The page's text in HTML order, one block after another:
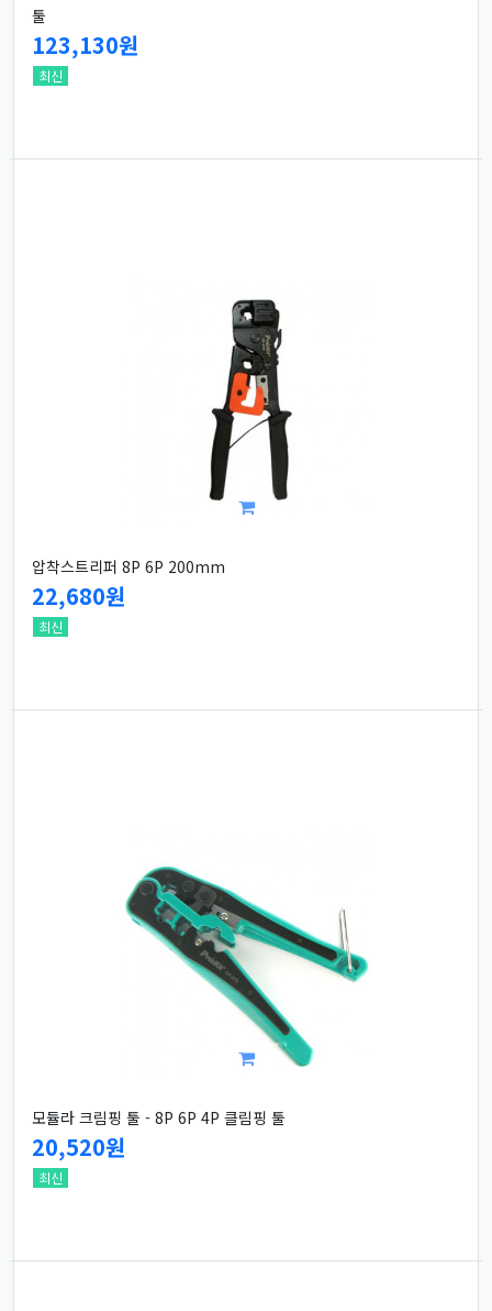
툴
123,130원
최신
압착스트리퍼 8P 6P 200mm
22,680원
최신
모듈라 크림핑 툴 - 8P 6P 4P 클림핑 툴
20,520원
최신